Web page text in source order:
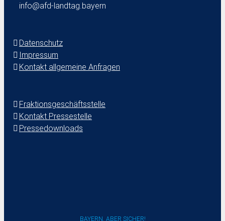
info@afd-landtag.bayern
Datenschutz
Impressum
Kontakt allgemeine Anfragen
Fraktionsgeschäftsstelle
Kontakt Pressestelle
Pressedownloads
BAYERN. ABER SICHER!